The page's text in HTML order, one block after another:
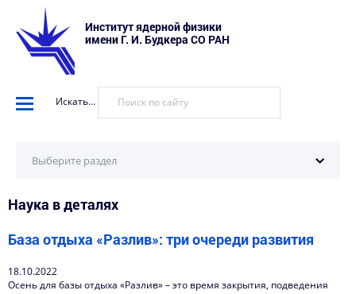
Институт ядерной физики
имени Г. И. Будкера СО РАН
Искать...
Научные установки
Выберите раздел
Наука в деталях
База отдыха «Разлив»: три очереди развития
18.10.2022
Осень для базы отдыха «Разлив» – это время закрытия, подведения